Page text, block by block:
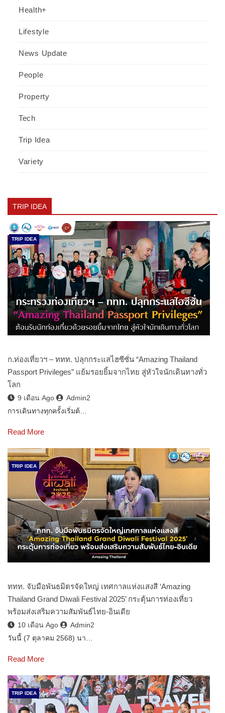
Health+
Lifestyle
News Update
People
Property
Tech
Trip Idea
Variety
TRIP IDEA
TRIP IDEA
ก.ท่องเที่ยวฯ – ททท. ปลุกกระแสไฮซีซั่น “Amazing Thailand
Passport Privileges” แย้มรอยยิ้มจากไทย สู่หัวใจนักเดินทางทั่ว
โลก
9 เดือน Ago
Admin2
การเดินทางทุกครั้งเริ่มต้…
Read More
TRIP IDEA
ททท. จับมือพันธมิตรจัดใหญ่ เทศกาลแห่งแสงสี ‘Amazing
Thailand Grand Diwali Festival 2025’ กระตุ้นการท่องเที่ยว
พร้อมส่งเสริมความสัมพันธ์ไทย-อินเดีย
10 เดือน Ago
Admin2
วันนี้ (7 ตุลาคม 2568) นา…
Read More
TRIP IDEA